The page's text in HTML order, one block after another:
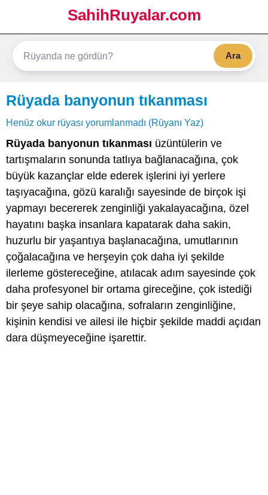
SahihRuyalar.com
Ara
Rüyada banyonun tıkanması
Henüz okur rüyası yorumlanmadı (Rüyanı Yaz)
Rüyada banyonun tıkanması üzüntülerin ve
tartışmaların sonunda tatlıya bağlanacağına, çok
büyük kazançlar elde ederek işlerini iyi yerlere
taşıyacağına, gözü karalığı sayesinde de birçok işi
yapmayı becererek zenginliği yakalayacağına, özel
hayatını başka insanlara kapatarak daha sakin,
huzurlu bir yaşantıya başlanacağına, umutlarının
çoğalacağına ve herşeyin çok daha iyi şekilde
ilerleme göstereceğine, atılacak adım sayesinde çok
daha profesyonel bir ortama gireceğine, çok istediği
bir şeye sahip olacağına, sofraların zenginliğine,
kişinin kendisi ve ailesi ile hiçbir şekilde maddi açıdan
dara düşmeyeceğine işarettir.